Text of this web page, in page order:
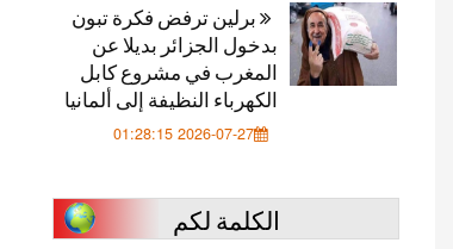
برلين ترفض فكرة تبون
بدخول الجزائر بديلا عن
المغرب في مشروع كابل
الكهرباء النظيفة إلى ألمانيا
2026-07-27 01:28:15
الكلمة لكم